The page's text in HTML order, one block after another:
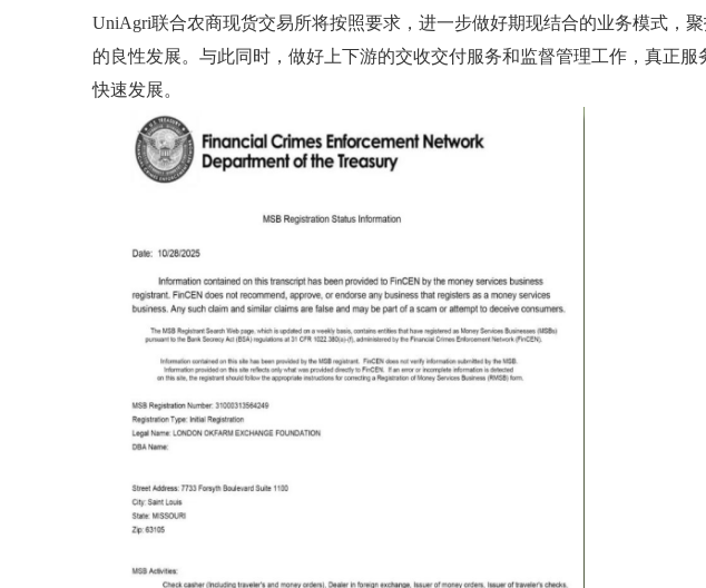
UniAgri联合农商现货交易所将按照要求，进一步做好期现结合的业务模式，
的良性发展。与此同时，做好上下游的交收交付服务和监督管理工作，真正
快速发展。